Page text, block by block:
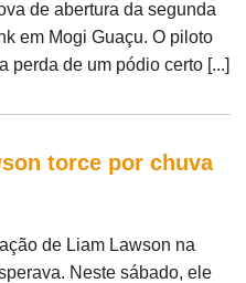
de abertura da segunda
em Mogi Guaçu. O piloto
perda de um pódio certo [...]
torce por chuva
de Liam Lawson na
Neste sábado, ele